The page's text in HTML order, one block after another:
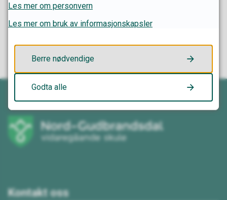
Fann du det du leita etter?
Kontakt oss
Les mer om personvern
Les mer om bruk av informasjonskapsler
Berre nødvendige
Godta alle